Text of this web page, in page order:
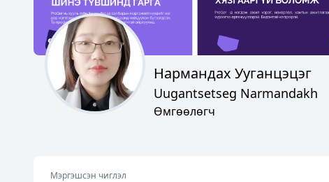
Нармандах Ууганцэцэг
Uugantsetseg Narmandakh
Өмгөөлөгч
Мэргэшсэн чиглэл